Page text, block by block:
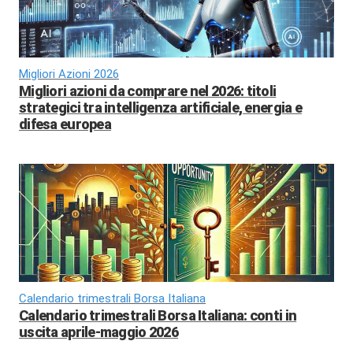
Migliori Azioni 2026
Migliori azioni da comprare nel 2026: titoli
strategici tra intelligenza artificiale, energia e
difesa europea
Calendario trimestrali Borsa Italiana
Calendario trimestrali Borsa Italiana: conti in
uscita aprile-maggio 2026